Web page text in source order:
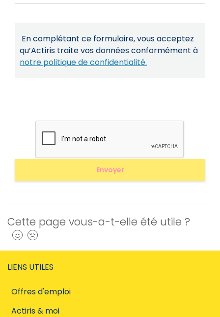
En complétant ce formulaire, vous acceptez
qu’Actiris traite vos données conformément à
notre politique de confidentialité.
Cette page vous-a-t-elle été utile ?
Oui
LIENS UTILES
Offres d'emploi
Actiris & moi